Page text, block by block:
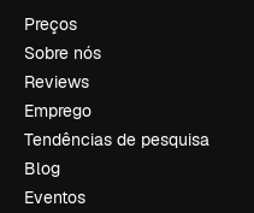
Preços
Sobre nós
Reviews
Emprego
Tendências de pesquisa
Blog
Eventos